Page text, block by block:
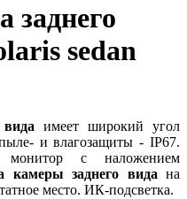
заднего
sedan
имеет широкий угол
и влагозащиты - IP67.
монитор с наложением
камеры заднего вида на
место. ИК-подсветка.